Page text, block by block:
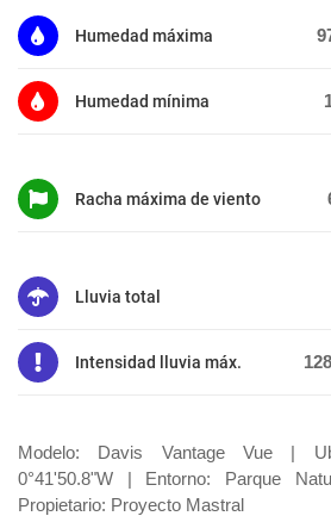
Humedad máxima
Humedad mínima
Racha máxima de viento
Lluvia total
Intensidad lluvia máx.
Modelo: Davis Vantage Vue |
0°41'50.8"W | Entorno: Parque
Propietario: Proyecto Mastral